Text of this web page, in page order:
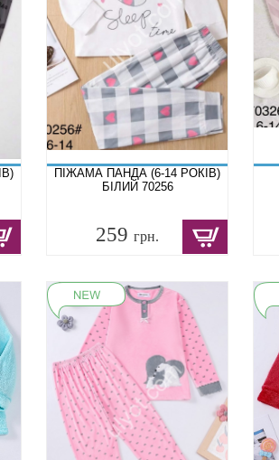
ПІЖАМА ПАНДА (6-14 РОКІВ)
БІЛИЙ 70256
259 грн.